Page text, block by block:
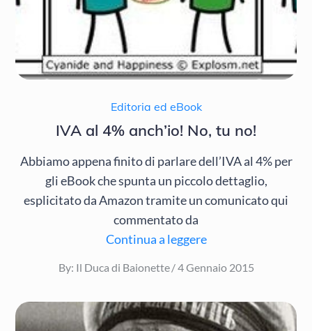
Editoria ed eBook
IVA al 4% anch’io! No, tu no!
Abbiamo appena finito di parlare dell’IVA al 4% per
gli eBook che spunta un piccolo dettaglio,
esplicitato da Amazon tramite un comunicato qui
commentato da
Continua a leggere
By: Il Duca di Baionette
Posted
4 Gennaio 2015